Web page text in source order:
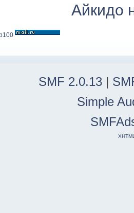
Айкидо
SMF 2.0.13 |
Simple